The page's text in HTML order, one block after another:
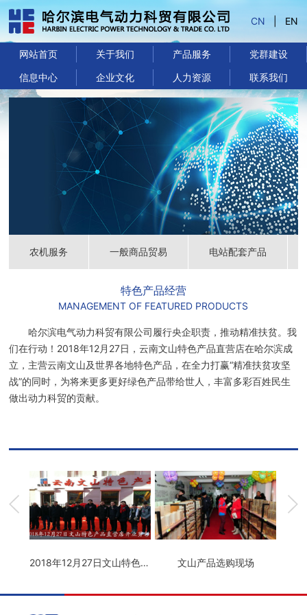
CN EN
网站首页 关于我们 产品服务
党群建设
信息中心
企业文化 人力资源 联系我们
农机服务 一般商品贸易 电站配套产品
特色产品经营
MANAGEMENT OF FEATURED PRODUCTS
哈尔滨电气动力科贸有限公司履行央企职责，推动精准扶贫。我
们在行动！2018年12月27日，云南文山特色产品直营店在哈尔滨成
立，主营云南文山及世界各地特色产品，在全力打赢“精准扶贫攻坚
战”的同时，为将来更多更好绿色产品带给世人，丰富多彩百姓民生
做出动力科贸的贡献。
2018年12月27日文山特色产品直营店开业剪彩 文山产品选购现场